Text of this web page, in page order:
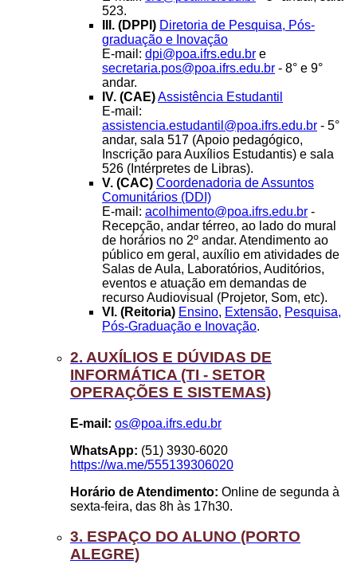
523.
III. (DPPI) Diretoria de Pesquisa, Pós-
graduação e Inovação
E-mail: dpi@poa.ifrs.edu.br e
secretaria.pos@poa.ifrs.edu.br - 8° e 9°
andar.
IV. (CAE)Assistência Estudantil
E-mail:
assistencia.estudantil@poa.ifrs.edu.br - 5°
andar, sala 517 (Apoio pedagógico,
Inscrição para Auxílios Estudantis) e sala
526 (Intérpretes de Libras).
V. (CAC) Coordenadoria de Assuntos
Comunitários (DDI)
E-mail: acolhimento@poa.ifrs.edu.br -
Recepção, andar térreo, ao lado do mural
de horários no 2º andar. Atendimento ao
público em geral, auxílio em atividades de
Salas de Aula, Laboratórios, Auditórios,
eventos e atuação em demandas de
recurso Audiovisual (Projetor, Som, etc).
VI. (Reitoria) Ensino, Extensão, Pesquisa,
Pós-Graduação e Inovação.
2. AUXÍLIOS E DÚVIDAS DE
INFORMÁTICA (TI - SETOR
OPERAÇÕES E SISTEMAS)
E-mail: os@poa.ifrs.edu.br
WhatsApp: (51) 3930-6020
https://wa.me/555139306020
Horário de Atendimento: Online de segunda à
sexta-feira, das 8h às 17h30.
3. ESPAÇO DO ALUNO (PORTO
ALEGRE)